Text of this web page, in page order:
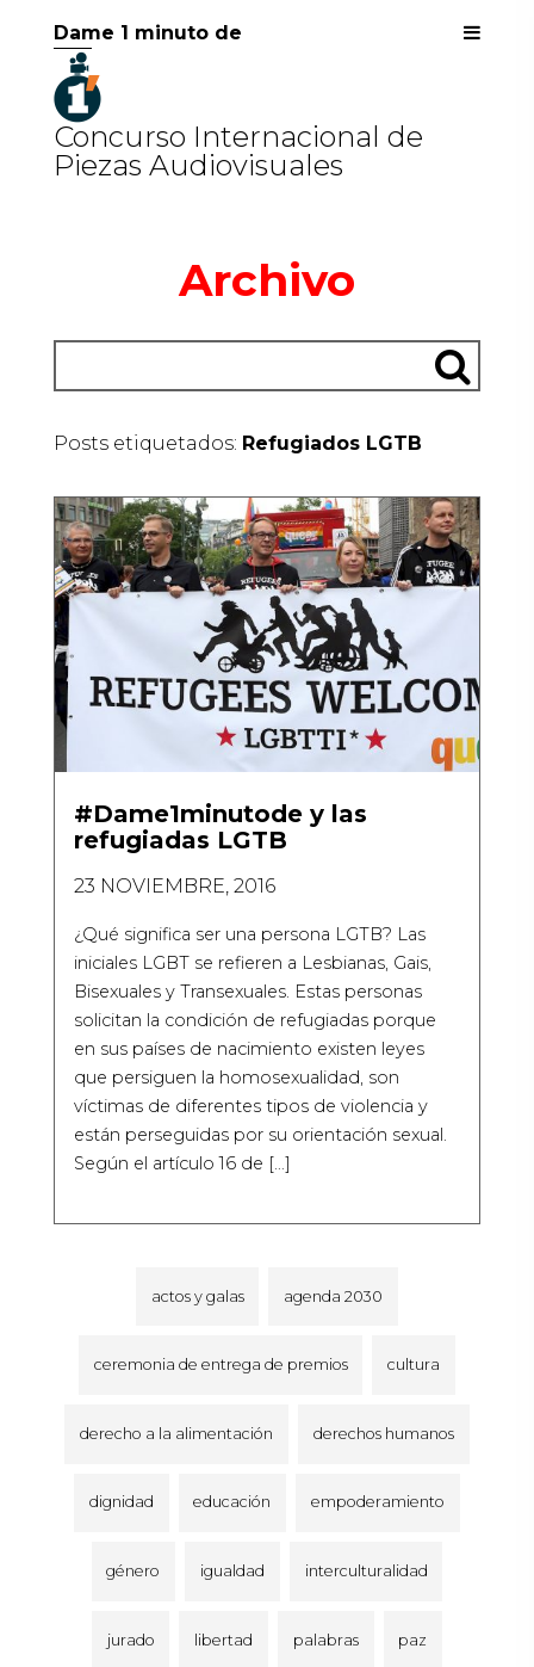
Dame 1 minuto de
Concurso Internacional de
Piezas Audiovisuales
Archivo
Posts etiquetados: Refugiados LGTB
#Dame1minutode y las
refugiadas LGTB
23 NOVIEMBRE, 2016
¿Qué significa ser una persona LGTB? Las
iniciales LGBT se refieren a Lesbianas, Gais,
Bisexuales y Transexuales. Estas personas
solicitan la condición de refugiadas porque
en sus países de nacimiento existen leyes
que persiguen la homosexualidad, son
víctimas de diferentes tipos de violencia y
están perseguidas por su orientación sexual.
Según el artículo 16 de […]
actos y galas agenda 2030
ceremonia de entrega de premios cultura
derecho a la alimentación derechos humanos
dignidad educación empoderamiento
género igualdad interculturalidad
jurado libertad palabras paz